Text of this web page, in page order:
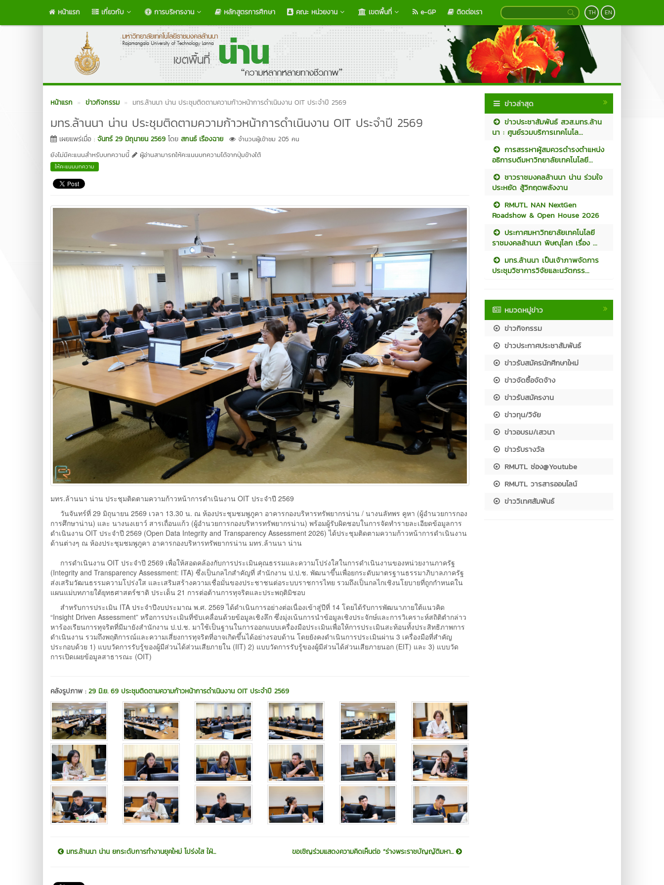
หน้าแรก เกี่ยวกับ การบริหารงาน หลักสูตรการศึกษา คณะ หน่วยงาน เขตพื้นที่ e-GP ติดต่อเรา TH EN
หน้าแรก ข่าวกิจกรรม มทร.ล้านนา น่าน ประชุมติดตามความก้าวหน้าการดำเนินงาน OIT ประจำปี 2569
มทร.ล้านนา น่าน ประชุมติดตามความก้าวหน้าการดำเนินงาน OIT ประจำปี 2569
เผยแพร่เมื่อ : จันทร์ 29 มิถุนายน 2569 โดย สกนธ์ เรืองฉาย
จำนวนผู้เข้าชม 205 คน
ยังไม่มีคะแนนสำหรับบทความนี้
ผู้อ่านสามารถให้คะแนนบทความได้จากปุ่มข้างใต้
ให้คะแนนบทความ
มทร.ล้านนา น่าน ประชุมติดตามความก้าวหน้าการดำเนินงาน OIT ประจำปี 2569
วันจันทร์ที่ 29 มิถุนายน 2569 เวลา 13.30 น. ณ ห้องประชุมชมพูภูคา อาคารกองบริหารทรัพยากรน่าน / นางนลัทพร คูหา (ผู้อำนวยการกอง
การศึกษาน่าน) และ นางนงเยาว์ สารเถื่อนแก้ว (ผู้อำนวยการกองบริหารทรัพยากรน่าน) พร้อมผู้รับผิดชอบในการจัดทำรายละเอียดข้อมูลการ
ดำเนินงาน OIT ประจำปี 2569 (Open Data Integrity and Transparency Assessment 2026) ได้ประชุมติดตามความก้าวหน้าการดำเนินงาน
ด้านต่างๆ ณ ห้องประชุมชมพูภูคา อาคารกองบริหารทรัพยากรน่าน มทร.ล้านนา น่าน
การดำเนินงาน OIT ประจำปี 2569 เพื่อให้สอดคล้องกับการประเมินคุณธรรมและความโปร่งใสในการดำเนินงานของหน่วยงานภาครัฐ
(Integrity and Transparency Assessment: ITA) ซึ่งเป็นกลไกสำคัญที่ สำนักงาน ป.ป.ช. พัฒนาขึ้นเพื่อยกระดับมาตรฐานธรรมาภิบาลภาครัฐ
ส่งเสริมวัฒนธรรมความโปร่งใส และเสริมสร้างความเชื่อมั่นของประชาชนต่อระบบราชการไทย รวมถึงเป็นกลไกเชิงนโยบายที่ถูกกำหนดใน
แผนแม่บทภายใต้ยุทธศาสตร์ชาติ ประเด็น 21 การต่อต้านการทุจริตและประพฤติมิชอบ
สำหรับการประเมิน ITA ประจำปีงบประมาณ พ.ศ. 2569 ได้ดำเนินการอย่างต่อเนื่องเข้าสู่ปีที่ 14 โดยได้รับการพัฒนาภายใต้แนวคิด
“Insight Driven Assessment” หรือการประเมินที่ขับเคลื่อนด้วยข้อมูลเชิงลึก ซึ่งมุ่งเน้นการนำข้อมูลเชิงประจักษ์และการวิเคราะห์สถิติตำกล่าว
หาร้องเรียนการทุจริตที่มีมายังสำนักงาน ป.ป.ช. มาใช้เป็นฐานในการออกแบบเครื่องมือประเมินเพื่อให้การประเมินสะท้อนทั้งประสิทธิภาพการ
ดำเนินงาน รวมถึงพฤติการณ์และความเสี่ยงการทุจริตที่อาจเกิดขึ้นได้อย่างรอบด้าน โดยยังคงดำเนินการประเมินผ่าน 3 เครื่องมือที่สำคัญ
ประกอบด้วย 1) แบบวัดการรับรู้ของผู้มีส่วนได้ส่วนเสียภายใน (IIT) 2) แบบวัดการรับรู้ของผู้มีส่วนได้ส่วนเสียภายนอก (EIT) และ 3) แบบวัด
การเปิดเผยข้อมูลสาธารณะ (OIT)
คลังรูปภาพ :29 มิ.ย. 69 ประชุมติดตามความก้าวหน้าการดำเนินงาน OIT ประจำปี 2569
มทร.ล้านนา น่าน ยกระดับการทำงานยุคใหม่ โปร่งใส ใฝ่... ขอเชิญร่วมแสดงความคิดเห็นต่อ “ร่างพระราชบัญญัติมหา...
ข่าวล่าสุด
ข่าวประชาสัมพันธ์ สวส.มทร.ล้าน
นา : ศูนย์รวมบริการเทคโนโล...
การสรรหาผู้สมควรดำรงตำแหน่ง
อธิการบดีมหาวิทยาลัยเทคโนโลยี...
ชาวราชมงคลล้านนา น่าน ร่วมใจ
ประหยัด สู้วิกฤตพลังงาน
RMUTL NAN NextGen
Roadshow & Open House 2026
ประกาศมหาวิทยาลัยเทคโนโลยี
ราชมงคลล้านนา พิษณุโลก เรื่อง ...
มทร.ล้านนา เป็นเจ้าภาพจัดการ
ประชุมวิชาการวิจัยและนวัตกรร...
หมวดหมู่ข่าว
ข่าวกิจกรรม
ข่าวประกาศประชาสัมพันธ์
ข่าวรับสมัครนักศึกษาใหม่
ข่าวจัดซื้อจัดจ้าง
ข่าวรับสมัครงาน
ข่าวทุน/วิจัย
ข่าวอบรม/เสวนา
ข่าวรับรางวัล
RMUTL ช่อง@Youtube
RMUTL วารสารออนไลน์
ข่าววิเทศสัมพันธ์